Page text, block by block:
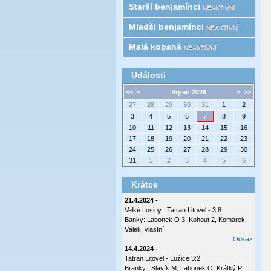
Starší benjamínci NEAKTIVNÍ
Mladši benjamínci NEAKTIVNÍ
Malá kopaná NEAKTIVNÍ
Události
<< < > >>
Srpen 2026
27
28 29 30 31 1
2
3
4 5 6 7 8
9
10
11 12 13 14 15
16
17
18 19 20 21 22
23
24
25 26 27 28 29
30
31
1 2 3 4 5 6
Krátce
21.4.2024 -
Velké Losiny : Tatran Litovel - 3:8
Banky: Labonek O 3, Kohout 2, Komárek,
Válek, vlastní
Odkaz
14.4.2024 -
Tatran Litovel - Lužice 3:2
Branky : Slavík M, Labonek O, Krátký P